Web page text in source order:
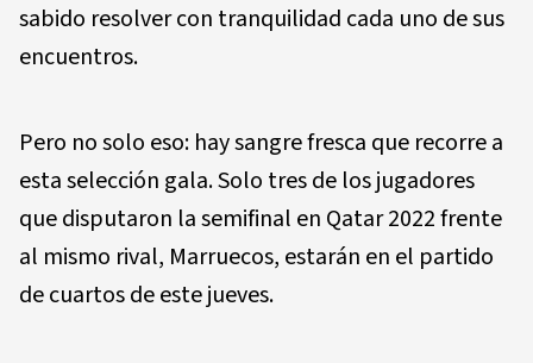
sabido resolver con tranquilidad cada uno de sus
encuentros.
Pero no solo eso: hay sangre fresca que recorre a
esta selección gala. Solo tres de los jugadores
que disputaron la semifinal en Qatar 2022 frente
al mismo rival, Marruecos, estarán en el partido
de cuartos de este jueves.